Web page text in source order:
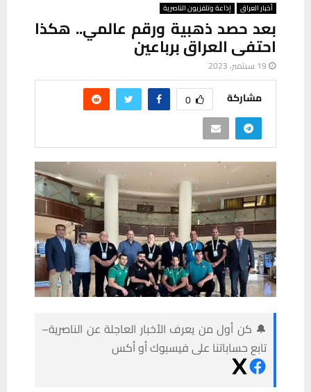
أخبار العراق إذاعة وتلفزيون الناصرية
بعد حصد ذهبية ورقم عالمي.. هكذا
احتفى العراق برباعين
19 سبتمبر، 2023
مشاركة 0
🔔 كن أول من يعرف الأخبار العاجلة عن الناصرية–
تابع حساباتنا على فيسبوك أو أكس